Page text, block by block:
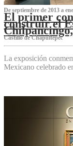
De septiembre de 2013 a
El primer
construir el
Castillo de Chapultepec
La exposición
Mexicano celebrado